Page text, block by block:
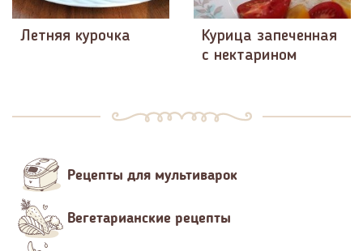
Летняя курочка
Курица запеченная
с нектарином
Рецепты для мультиварок
Вегетарианские рецепты